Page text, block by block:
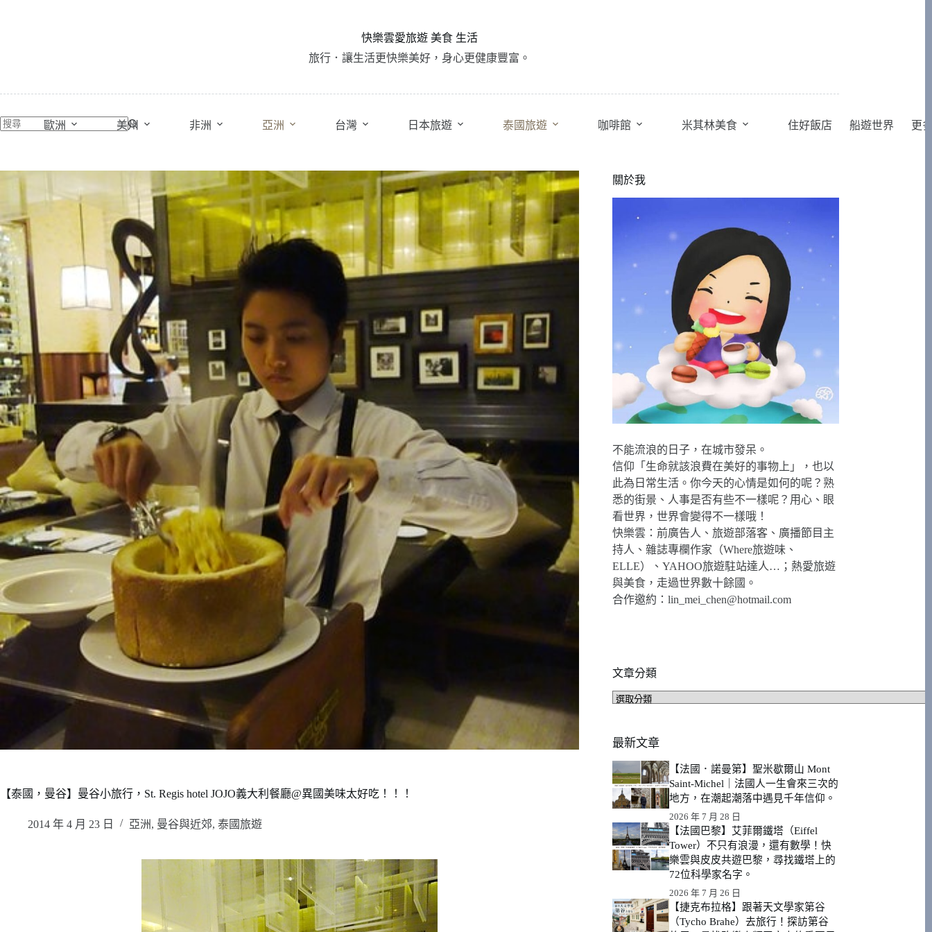
容
快樂雲愛旅遊 美食 生活
旅行．讓生活更快樂美好，身心更健康豐富。
歐洲 美州 非洲 亞洲 台灣 日本旅遊 泰國旅遊 咖啡館 米其林美食 住好飯店 船遊世界 更
【泰國，曼谷】曼谷小旅行，St. Regis hotel JOJO義大利餐廳@異國美味太好吃！！！
2014 年 4 月 23 日 亞洲, 曼谷與近郊, 泰國旅遊
關於我
不能流浪的日子，在城市發呆。
信仰「生命就該浪費在美好的事物上」，也以
此為日常生活。你今天的心情是如何的呢？熟
悉的街景、人事是否有些不一樣呢？用心、眼
看世界，世界會變得不一樣哦！
快樂雲：前廣告人、旅遊部落客、廣播節目主
持人、雜誌專欄作家（Where旅遊味、
ELLE）、YAHOO旅遊駐站達人…；熱愛旅遊
與美食，走過世界數十餘國。
合作邀約：lin_mei_chen@hotmail.com
文章分類
文
類
最新文章
【法國．諾曼第】聖米歇爾山 Mont
Saint-Michel｜法國人一生會來三次的
地方，在潮起潮落中遇見千年信仰。
2026 年 7 月 28 日
【法國巴黎】艾菲爾鐵塔（Eiffel
Tower）不只有浪漫，還有數學！快
樂雲與皮皮共遊巴黎，尋找鐵塔上的
72位科學家名字。
2026 年 7 月 26 日
【捷克布拉格】跟著天文學家第谷
（Tycho Brahe）去旅行！探訪第谷